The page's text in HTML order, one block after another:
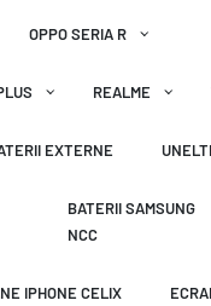
OPPO SERIA R
REALME
EXTERNE
BATERII SAMSUNG
NCC
IPHONE CELIX